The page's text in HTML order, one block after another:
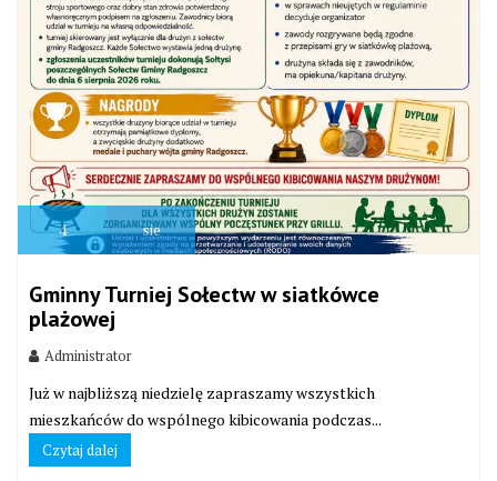
4 sie
Gminny Turniej Sołectw w siatkówce
plażowej
Administrator
Już w najbliższą niedzielę zapraszamy wszystkich
mieszkańców do wspólnego kibicowania podczas...
Czytaj dalej